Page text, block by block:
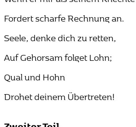
Fordert scharfe Rechnung an.
Seele, denke dich zu retten,
Auf Gehorsam folget Lohn;
Qual und Hohn
Drohet deinem Übertreten!